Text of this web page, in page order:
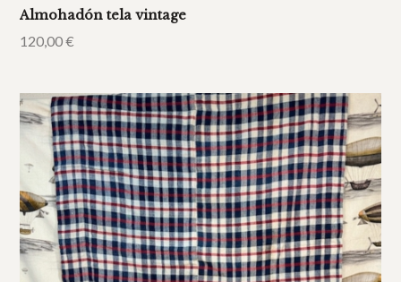
Almohadón tela vintage
120,00€